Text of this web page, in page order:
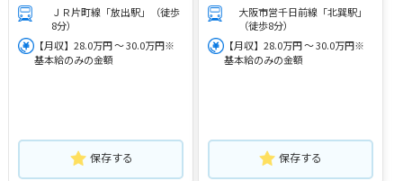
ＪＲ片町線「放出駅」（徒歩
8分）
【月収】28.0万円 ～ 30.0万円※
基本給のみの金額
保存する
大阪市営千日前線「北巽駅」
（徒歩8分）
【月収】28.0万円 ～ 30.0万円※
基本給のみの金額
保存する